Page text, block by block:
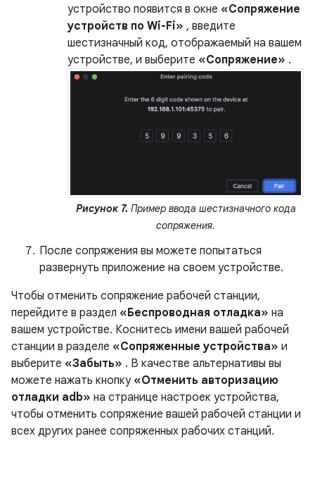
устройство появится в окне «Сопряжение
устройств по Wi-Fi» , введите
шестизначный код, отображаемый на вашем
устройстве, и выберите «Сопряжение» .
Рисунок 7. Пример ввода шестизначного кода
сопряжения.
После сопряжения вы можете попытаться
развернуть приложение на своем устройстве.
Чтобы отменить сопряжение рабочей станции,
перейдите в раздел «Беспроводная отладка» на
вашем устройстве. Коснитесь имени вашей рабочей
станции в разделе «Сопряженные устройства» и
выберите «Забыть» . В качестве альтернативы вы
можете нажать кнопку «Отменить авторизацию
отладки adb» на странице настроек устройства,
чтобы отменить сопряжение вашей рабочей станции и
всех других ранее сопряженных рабочих станций.